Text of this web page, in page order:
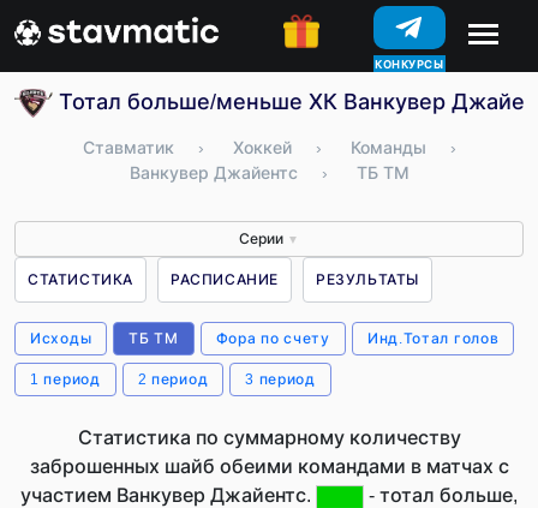
КОНКУРСЫ
Тотал больше/меньше ХК Ванкувер
Ставматик › Хоккей › Команды
›
Ванкувер Джайентс
› ТБ ТМ
Серии ▼
СТАТИСТИКА РАСПИСАНИЕ РЕЗУЛЬТАТЫ
Исходы ТБ ТМ Фора по счету Инд.Тотал голов
1 период 2 период 3 период
Статистика по суммарному количеству
заброшенных шайб обеими командами в матчах с
участием Ванкувер Джайентс.
- тотал больше,